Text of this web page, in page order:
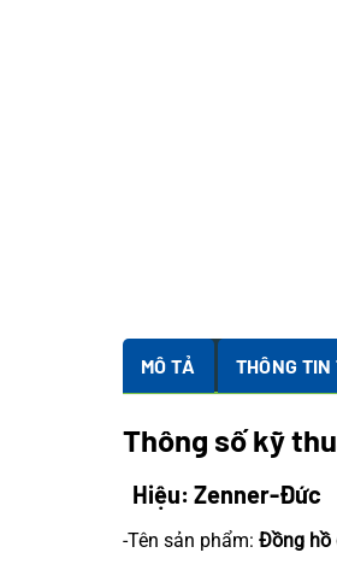
MÔ TẢ THÔNG
Thông số kỹ
Hiệu: Zenner-Đức
-Tên sản phẩm: Đồng hồ